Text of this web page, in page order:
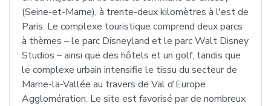
(Seine-et-Marne), à trente-deux kilomètres à l'est de
Paris. Le complexe touristique comprend deux parcs
à thèmes – le parc Disneyland et le parc Walt Disney
Studios – ainsi que des hôtels et un golf, tandis que
le complexe urbain intensifie le tissu du secteur de
Marne-la-Vallée au travers de Val d'Europe
Agglomération. Le site est favorisé par de nombreux